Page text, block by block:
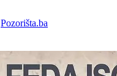
Pozorišta.ba